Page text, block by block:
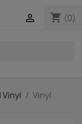
shopping_cart (0)

Vinyl